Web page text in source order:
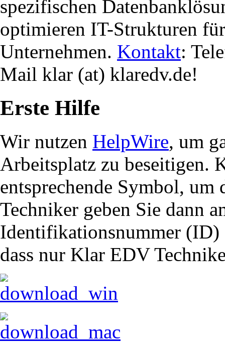
spezifischen
optimieren IT-Strukturen
Unternehmen. Kontakt:
Mail klar (at) klaredv.de!
Erste Hilfe
Wir nutzen HelpWire, um
Arbeitsplatz zu beseitigen.
entsprechende Symbol, um
Techniker geben Sie dann
Identifikationsnummer (ID)
dass nur Klar EDV